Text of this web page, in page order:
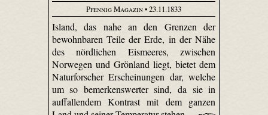
Pfennig Magazin• 23.11.1833
Island, das nahe an den Grenzen der
bewohnbaren Teile der Erde, in der Nähe
des nördlichen Eismeeres, zwischen
Norwegen und Grönland liegt, bietet dem
Naturforscher Erscheinungen dar, welche
um so bemerkenswerter sind, da sie in
auffallendem Kontrast mit dem ganzen